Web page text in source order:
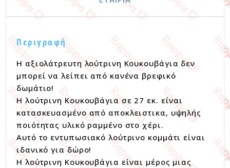
Περιγραφή
Η αξιολάτρευτη λούτρινη Κουκουβάγια δεν
μπορεί να λείπει από κανένα βρεφικό
δωμάτιο!
Η λούτρινη Κουκουβάγια σε 27 εκ. είναι
κατασκευασμένο από αποκλειστικα, υψηλής
ποιότητας υλικό ραμμένο στο χέρι.
Αυτό το εντυπωσιακό λούτρινο κομμάτι είναι
ιδανικό για δώρο!
Η λούτρινη Κουκουβάγια είναι μέρος μιας